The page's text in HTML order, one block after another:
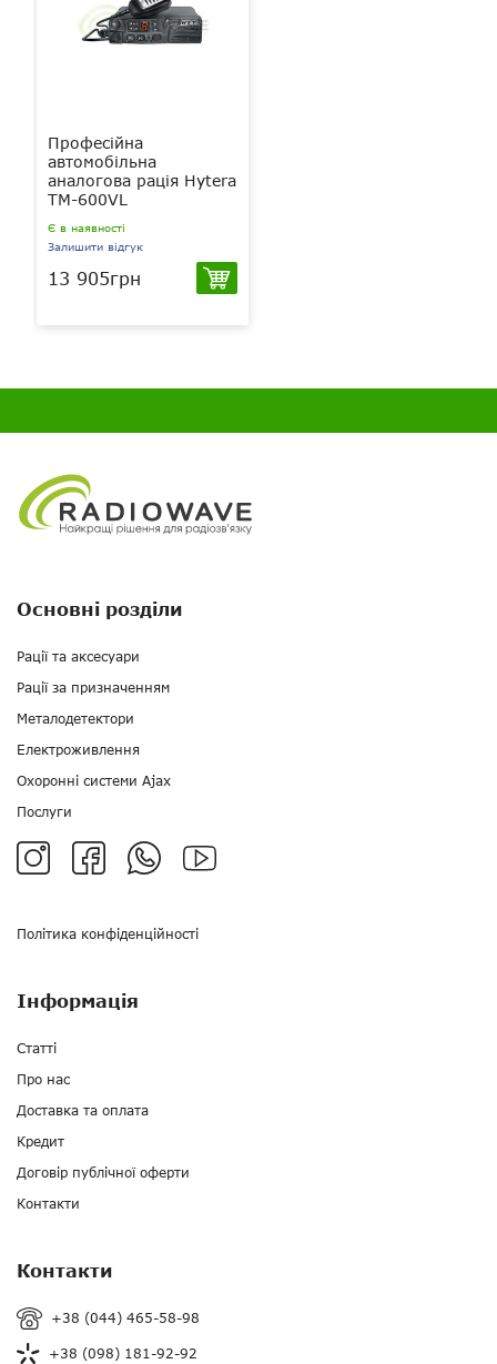
Професійна
автомобільна
аналогова рація Hytera
TM-600VL
Є в наявності
Залишити відгук
13 905грн
Політика конфіденційності
Основні розділи
Рації та аксесуари
Рації за призначенням
Металодетектори
Електроживлення
Охоронні системи Ajax
Послуги
Інформація
Статті
Про нас
Доставка та оплата
Кредит
Договір публічної оферти
Контакти
Контакти
+38 (044) 465-58-98
+38 (098) 181-92-92